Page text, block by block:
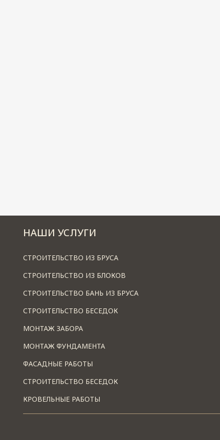
НАШИ УСЛУГИ
СТРОИТЕЛЬСТВО ИЗ БРУСА
СТРОИТЕЛЬСТВО ИЗ БЛОКОВ
СТРОИТЕЛЬСТВО БАНЬ ИЗ БРУСА
СТРОИТЕЛЬСТВО БЕСЕДОК
МОНТАЖ ЗАБОРА
МОНТАЖ ФУНДАМЕНТА
ФАСАДНЫЕ РАБОТЫ
СТРОИТЕЛЬСТВО БЕСЕДОК
КРОВЕЛЬНЫЕ РАБОТЫ